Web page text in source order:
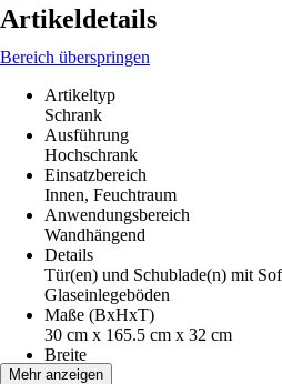
Artikeldetails
Bereich überspringen
Artikeltyp
Schrank
Ausführung
Hochschrank
Einsatzbereich
Innen, Feuchtraum
Anwendungsbereich
Wandhängend
Details
Tür(en) und Schublade(n) mit
Glaseinlegeböden
Maße (BxHxT)
30 cm x 165.5 cm x 32 cm
Breite
30 cm
Mehr anzeigen